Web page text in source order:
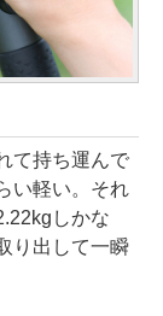
て持ち運んで
い軽い。それ
しかな
り出して一瞬